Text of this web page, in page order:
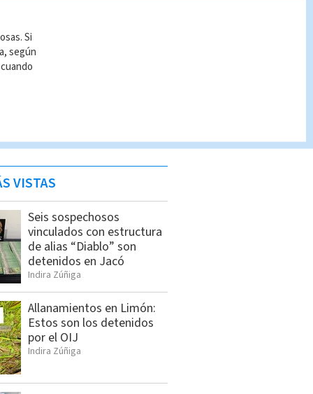
VISTAS
Seis sospechosos
vinculados con estructura
de alias “Diablo” son
detenidos en Jacó
Indira Zúñiga
Allanamientos en Limón:
Estos son los detenidos
por el OIJ
Indira Zúñiga
Si
según